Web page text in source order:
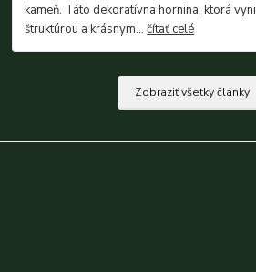
kameň. Táto dekoratívna hornina, ktorá
štruktúrou a krásnym...čítať celé
Zobraziť všetky články